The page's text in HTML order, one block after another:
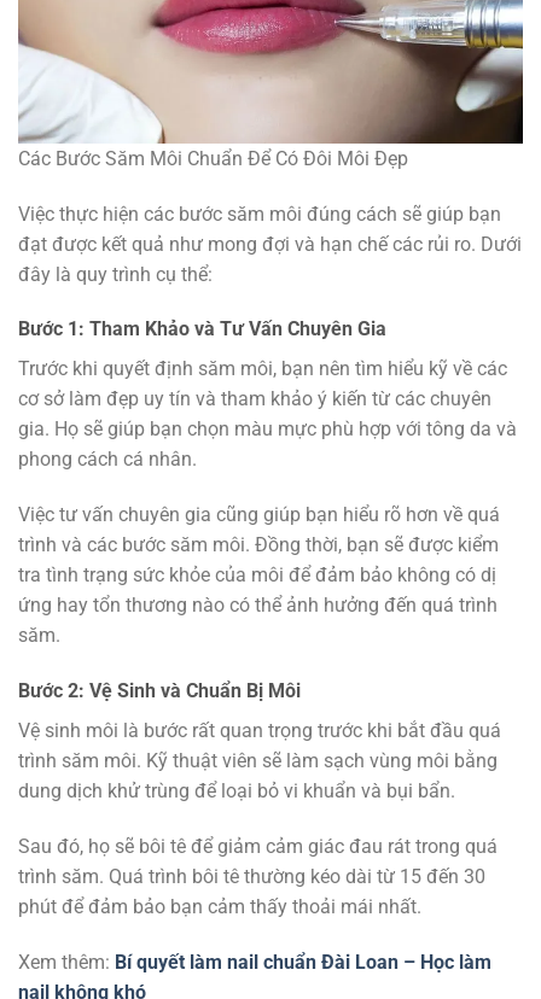
Các Bước Săm Môi Chuẩn Để Có Đôi Môi Đẹp
Việc thực hiện các bước săm môi đúng cách sẽ giúp bạn
đạt được kết quả như mong đợi và hạn chế các rủi ro. Dưới
đây là quy trình cụ thể:
Bước 1: Tham Khảo và Tư Vấn Chuyên Gia
Trước khi quyết định săm môi, bạn nên tìm hiểu kỹ về các
cơ sở làm đẹp uy tín và tham khảo ý kiến từ các chuyên
gia. Họ sẽ giúp bạn chọn màu mực phù hợp với tông da và
phong cách cá nhân.
Việc tư vấn chuyên gia cũng giúp bạn hiểu rõ hơn về quá
trình và các bước săm môi. Đồng thời, bạn sẽ được kiểm
tra tình trạng sức khỏe của môi để đảm bảo không có dị
ứng hay tổn thương nào có thể ảnh hưởng đến quá trình
săm.
Bước 2: Vệ Sinh và Chuẩn Bị Môi
Vệ sinh môi là bước rất quan trọng trước khi bắt đầu quá
trình săm môi. Kỹ thuật viên sẽ làm sạch vùng môi bằng
dung dịch khử trùng để loại bỏ vi khuẩn và bụi bẩn.
Sau đó, họ sẽ bôi tê để giảm cảm giác đau rát trong quá
trình săm. Quá trình bôi tê thường kéo dài từ 15 đến 30
phút để đảm bảo bạn cảm thấy thoải mái nhất.
Xem thêm: Bí quyết làm nail chuẩn Đài Loan – Học làm
nail không khó